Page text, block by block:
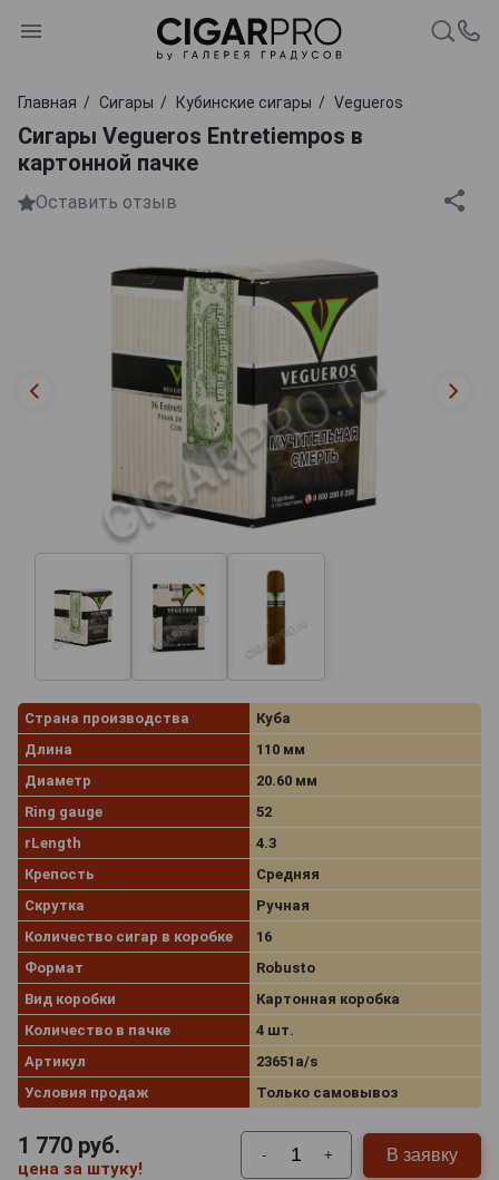
Главная Сигары Кубинские сигары Vegueros
Сигары Vegueros Entretiempos в
картонной пачке
Оставить отзыв
Страна производства
Куба
Длина
110 мм
Диаметр
20.60 мм
Ring gauge
52
rLength
4.3
Крепость
Средняя
Скрутка
Ручная
Количество сигар в коробке
16
Формат
Robusto
Вид коробки
Картонная коробка
Количество в пачке
4 шт.
Артикул
23651a/s
Условия продаж
Только самовывоз
1 770 руб.
цена за штуку!
- + В заявку